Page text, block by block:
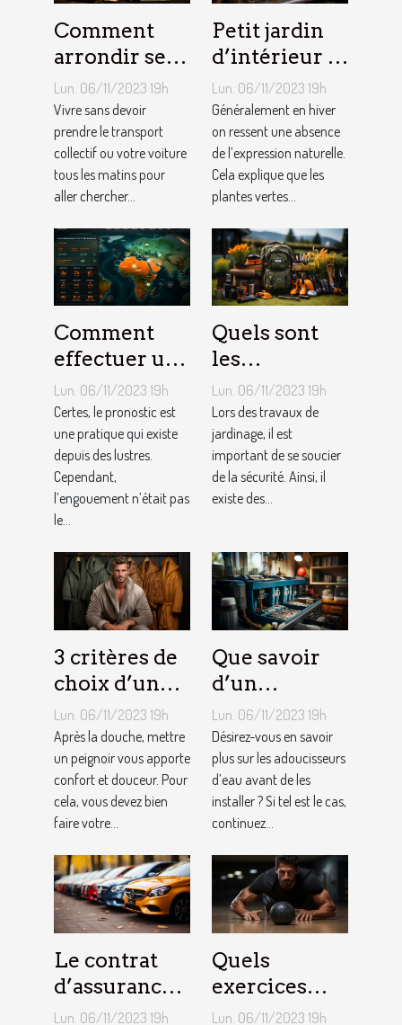
Comment
arrondir ses
fins du mois
avec
l’internet ?
Lun. 06/11/2023 19h
Vivre sans devoir
prendre le transport
collectif ou votre voiture
tous les matins pour
aller chercher...
Petit jardin
d’intérieur :
comment en
créer chez
soi ?
Lun. 06/11/2023 19h
Généralement en hiver
on ressent une absence
de l’expression naturelle.
Cela explique que les
plantes vertes...
Comment
effectuer un
pronostic en
ligne ?
Lun. 06/11/2023 19h
Certes, le pronostic est
une pratique qui existe
depuis des lustres.
Cependant,
l’engouement n’était pas
le...
Quels sont
les
équipements
pour le
jardinage ?
Lun. 06/11/2023 19h
Lors des travaux de
jardinage, il est
important de se soucier
de la sécurité. Ainsi, il
existe des...
3 critères de
choix d’un
peignoir de
bain pour
homme ?
Lun. 06/11/2023 19h
Après la douche, mettre
un peignoir vous apporte
confort et douceur. Pour
cela, vous devez bien
faire votre...
Que savoir
d’un
adoucisseur
d’eau ?
Lun. 06/11/2023 19h
Désirez-vous en savoir
plus sur les adoucisseurs
d’eau avant de les
installer ? Si tel est le cas,
continuez...
Le contrat
d’assurance
auto par
Lun. 06/11/2023 19h
Quels
exercices
pouvez-vous
Lun. 06/11/2023 19h